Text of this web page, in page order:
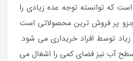
است که توانسته توجه عده زیادی را
پر فروش ترین محصولاتی است
توسط افراد خریداری می شود.
آب نیز فضای کمی را اشغال می